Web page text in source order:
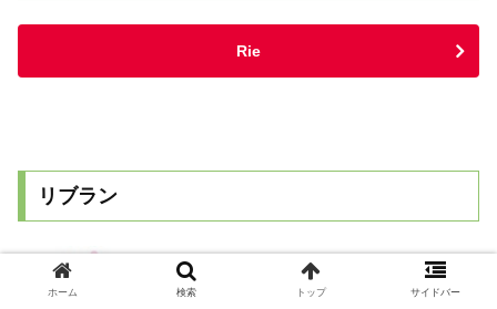
Rie
リブラン
ホーム 検索 トップ サイドバー